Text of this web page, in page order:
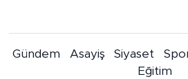
Gündem Asayiş Siyaset
Eğitim